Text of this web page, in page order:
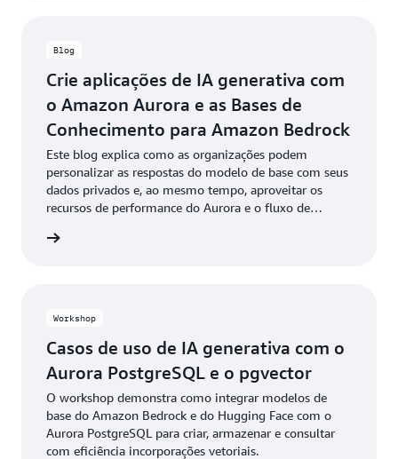
Blog
Crie aplicações de IA generativa com
o Amazon Aurora e as Bases de
Conhecimento para Amazon Bedrock
Este blog explica como as organizações podem
personalizar as respostas do modelo de base com seus
dados privados e, ao mesmo tempo, aproveitar os
recursos de performance do Aurora e o fluxo de
Bedrock.
Workshop
Casos de uso de IA generativa com o
Aurora PostgreSQL e o pgvector
O workshop demonstra como integrar modelos de
base do Amazon Bedrock e do Hugging Face com o
Aurora PostgreSQL para criar, armazenar e consultar
com eficiência incorporações vetoriais.